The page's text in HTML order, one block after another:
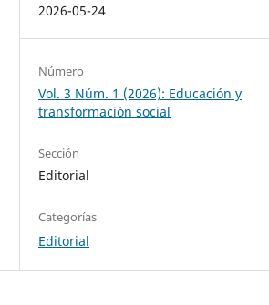
2026-05-24
Número
Vol. 3 Núm. 1 (2026): Educación y
transformación social
Sección
Editorial
Categorías
Editorial